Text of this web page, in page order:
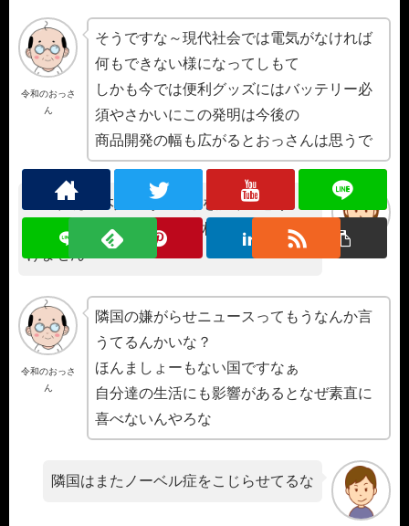
令和のおっさ
ん
そうですな～現代社会では電気がなければ
何もできない様になってしもて
しかも今では便利グッズにはバッテリー必
須やさかいにこの発明は今後の
商品開発の幅も広がるとおっさんは思うで
凄いねぇ日本人であることを誇りに思う
隣国の嫌がらせニュースは相手にしてはい
けません
令和のおっさ
ん
隣国の嫌がらせニュースってもうなんか言
うてるんかいな？
ほんましょーもない国ですなぁ
自分達の生活にも影響があるとなぜ素直に
喜べないんやろな
隣国はまたノーベル症をこじらせてるな